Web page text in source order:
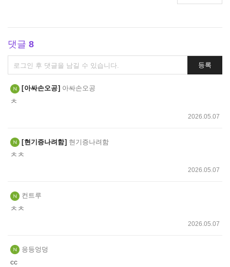
댓글 8
댓
글
쓰
기
등록
아싸손오공 아싸손오공
ㅊ
2026.05.07
현기증나려함 현기증나려함
ㅊㅊ
2026.05.07
컨트루
ㅊㅊ
2026.05.07
응등엉덩
cc